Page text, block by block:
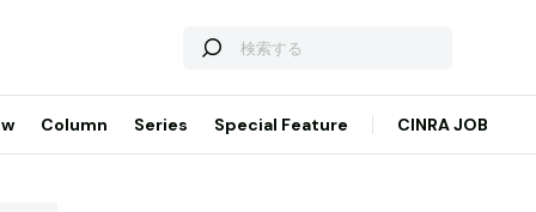
Column Series Special Feature CINRA JOB